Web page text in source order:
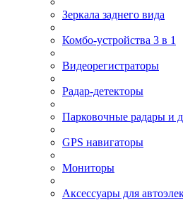
Зеркала заднего вида
Комбо-устройства 3 в 1
Видеорегистраторы
Радар-детекторы
Парковочные радары и
GPS навигаторы
Мониторы
Аксессуары для